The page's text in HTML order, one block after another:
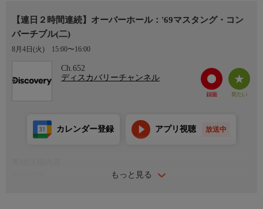
【連日２時間連続】オーバーホール：'69マスタング・コン
バーチブル(二)
8月4日(火) 15:00〜16:00
Ch.652
ディスカバリーチャンネル
もっと見る
カレンダー登録 アプリ視聴 放送中